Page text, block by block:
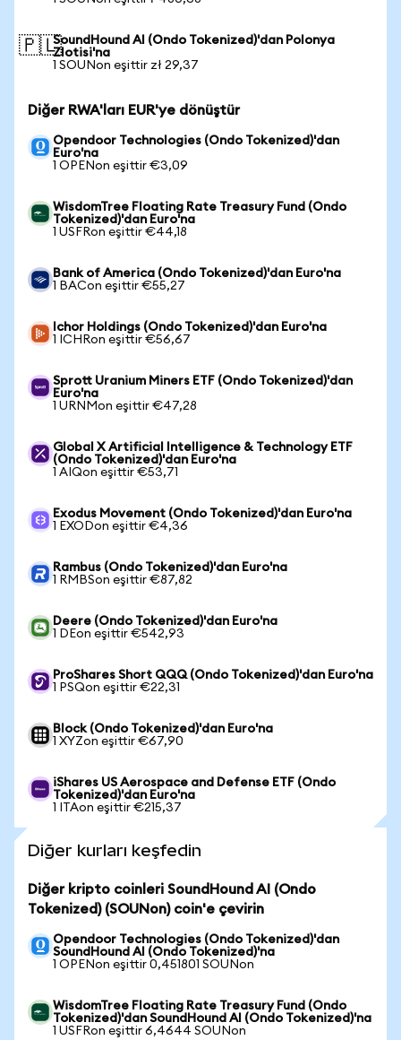
🇵🇱SoundHound AI (Ondo Tokenized)'dan Polonya
Zlotisi'na
1 SOUNon eşittir zł 29,37
Diğer RWA'ları EUR'ye dönüştür
Opendoor Technologies (Ondo Tokenized)'dan
Euro'na
1 OPENon eşittir €3,09
WisdomTree Floating Rate Treasury Fund (Ondo
Tokenized)'dan Euro'na
1 USFRon eşittir €44,18
Bank of America (Ondo Tokenized)'dan Euro'na
1 BACon eşittir €55,27
Ichor Holdings (Ondo Tokenized)'dan Euro'na
1 ICHRon eşittir €56,67
Sprott Uranium Miners ETF (Ondo Tokenized)'dan
Euro'na
1 URNMon eşittir €47,28
Global X Artificial Intelligence & Technology ETF
(Ondo Tokenized)'dan Euro'na
1 AIQon eşittir €53,71
Exodus Movement (Ondo Tokenized)'dan Euro'na
1 EXODon eşittir €4,36
Rambus (Ondo Tokenized)'dan Euro'na
1 RMBSon eşittir €87,82
Deere (Ondo Tokenized)'dan Euro'na
1 DEon eşittir €542,93
ProShares Short QQQ (Ondo Tokenized)'dan Euro'na
1 PSQon eşittir €22,31
Block (Ondo Tokenized)'dan Euro'na
1 XYZon eşittir €67,90
iShares US Aerospace and Defense ETF (Ondo
Tokenized)'dan Euro'na
1 ITAon eşittir €215,37
Diğer kurları keşfedin
Diğer kripto coinleri SoundHound AI (Ondo
Tokenized) (SOUNon) coin'e çevirin
Opendoor Technologies (Ondo Tokenized)'dan
SoundHound AI (Ondo Tokenized)'na
1 OPENon eşittir 0,451801 SOUNon
WisdomTree Floating Rate Treasury Fund (Ondo
Tokenized)'dan SoundHound AI (Ondo Tokenized)'na
1 USFRon eşittir 6,4644 SOUNon